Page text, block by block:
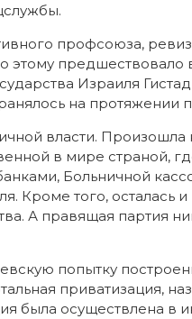
профсоюза,
этому
Израиля
на протяжении
власти. Произошла
в мире страной,
Больничной
Кроме того, осталась
А правящая партия
попытку
приватизация,
была осуществлена в